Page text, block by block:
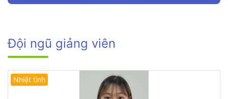
Đội ngũ giảng viên
Nhiệt tình